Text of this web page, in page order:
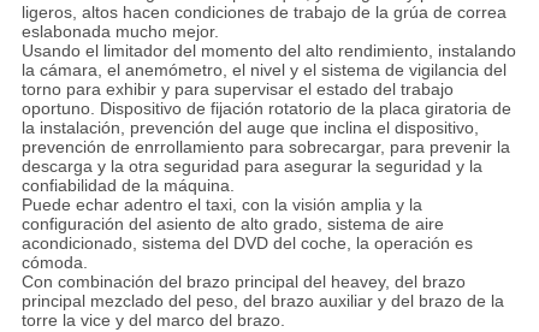
ligeros, altos hacen condiciones de trabajo de la grúa de correa
eslabonada mucho mejor.
Usando el limitador del momento del alto rendimiento, instalando
la cámara, el anemómetro, el nivel y el sistema de vigilancia del
torno para exhibir y para supervisar el estado del trabajo
oportuno. Dispositivo de fijación rotatorio de la placa giratoria de
la instalación, prevención del auge que inclina el dispositivo,
prevención de enrrollamiento para sobrecargar, para prevenir la
descarga y la otra seguridad para asegurar la seguridad y la
confiabilidad de la máquina.
Puede echar adentro el taxi, con la visión amplia y la
configuración del asiento de alto grado, sistema de aire
acondicionado, sistema del DVD del coche, la operación es
cómoda.
Con combinación del brazo principal del heavey, del brazo
principal mezclado del peso, del brazo auxiliar y del brazo de la
torre la vice y del marco del brazo.